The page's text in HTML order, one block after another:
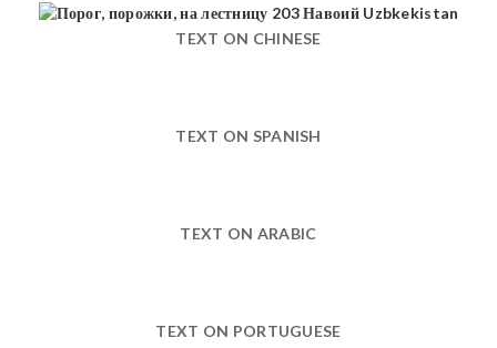
TEXT ON CHINESE
TEXT ON SPANISH
TEXT ON ARABIC
TEXT ON PORTUGUESE